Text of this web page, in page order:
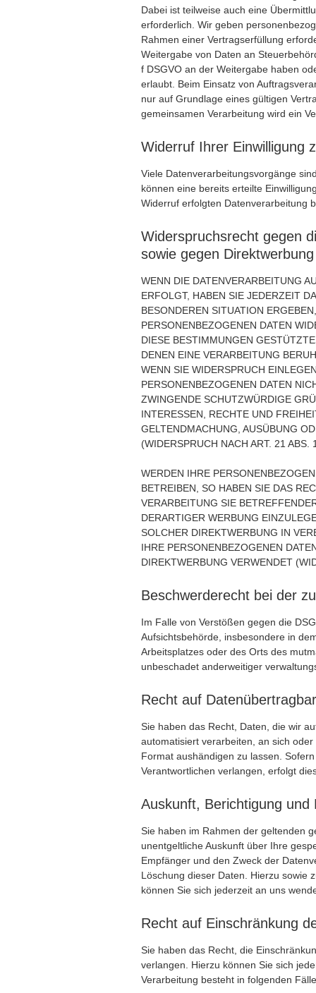
Dabei ist teilweise auch eine
erforderlich. Wir geben
Rahmen einer Vertragserfüllung
Weitergabe von Daten an
f DSGVO an der Weitergabe haben
erlaubt. Beim Einsatz von
nur auf Grundlage eines gültigen
gemeinsamen Verarbeitung wird ein
Widerruf Ihrer Einwilligung
Viele Datenverarbeitungsvorgänge
können eine bereits erteilte
Widerruf erfolgten Datenverarbeitung
Widerspruchsrecht gegen
sowie gegen
WENN DIE DATENVERARBEITUNG
ERFOLGT, HABEN SIE JEDERZEIT
BESONDEREN SITUATION
PERSONENBEZOGENEN DATEN
DIESE BESTIMMUNGEN
DENEN EINE VERARBEITUNG
WENN SIE WIDERSPRUCH
PERSONENBEZOGENEN DATEN
ZWINGENDE SCHUTZWÜRDIGE
INTERESSEN, RECHTE UND
GELTENDMACHUNG, AUSÜBUNG
(WIDERSPRUCH NACH ART. 21 ABS.
WERDEN IHRE
BETREIBEN, SO HABEN SIE DAS
VERARBEITUNG SIE
DERARTIGER WERBUNG
SOLCHER DIREKTWERBUNG IN
IHRE PERSONENBEZOGENEN
DIREKTWERBUNG VERWENDET
Beschwerde­recht bei der
Im Falle von Verstößen gegen die
Aufsichtsbehörde, insbesondere in
Arbeitsplatzes oder des Orts des
unbeschadet anderweitiger
Recht auf
Sie haben das Recht, Daten, die wir
automatisiert verarbeiten, an sich
Format aushändigen zu lassen.
Verantwortlichen verlangen, erfolgt
Auskunft, Berichtigung und
Sie haben im Rahmen der geltenden
unentgeltliche Auskunft über Ihre
Empfänger und den Zweck der
Löschung dieser Daten. Hierzu sowie
können Sie sich jederzeit an uns
Recht auf Einschränkung
Sie haben das Recht, die
verlangen. Hierzu können Sie sich
Verarbeitung besteht in folgenden